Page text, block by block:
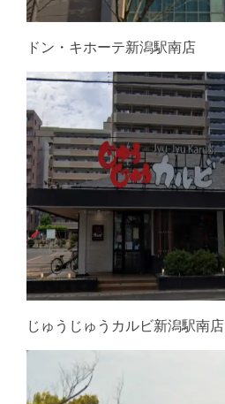
ドン・キホーテ新潟駅南店
じゅうじゅうカルビ新潟駅南店